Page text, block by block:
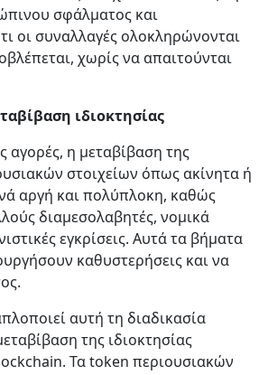
σφάλματος και
οι συναλλαγές ολοκληρώνονται
χωρίς να απαιτούνται
ιδιοκτησίας
αγορές, η μεταβίβαση της
στοιχείων όπως ακίνητα ή
αργή και πολύπλοκη, καθώς
διαμεσολαβητές, νομικά
εγκρίσεις. Αυτά τα βήματα
καθυστερήσεις και να
αυτή τη διαδικασία
της ιδιοκτησίας
Τα token περιουσιακών